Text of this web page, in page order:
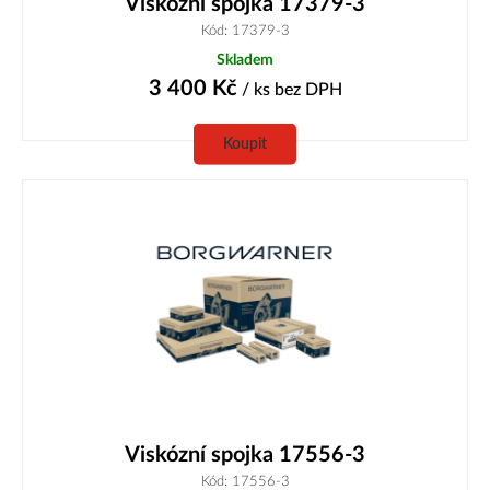
Kód: 17379-3
Skladem
3 400 Kč/ ks bez DPH
Koupit
Viskózní spojka 17556-3
Kód: 17556-3